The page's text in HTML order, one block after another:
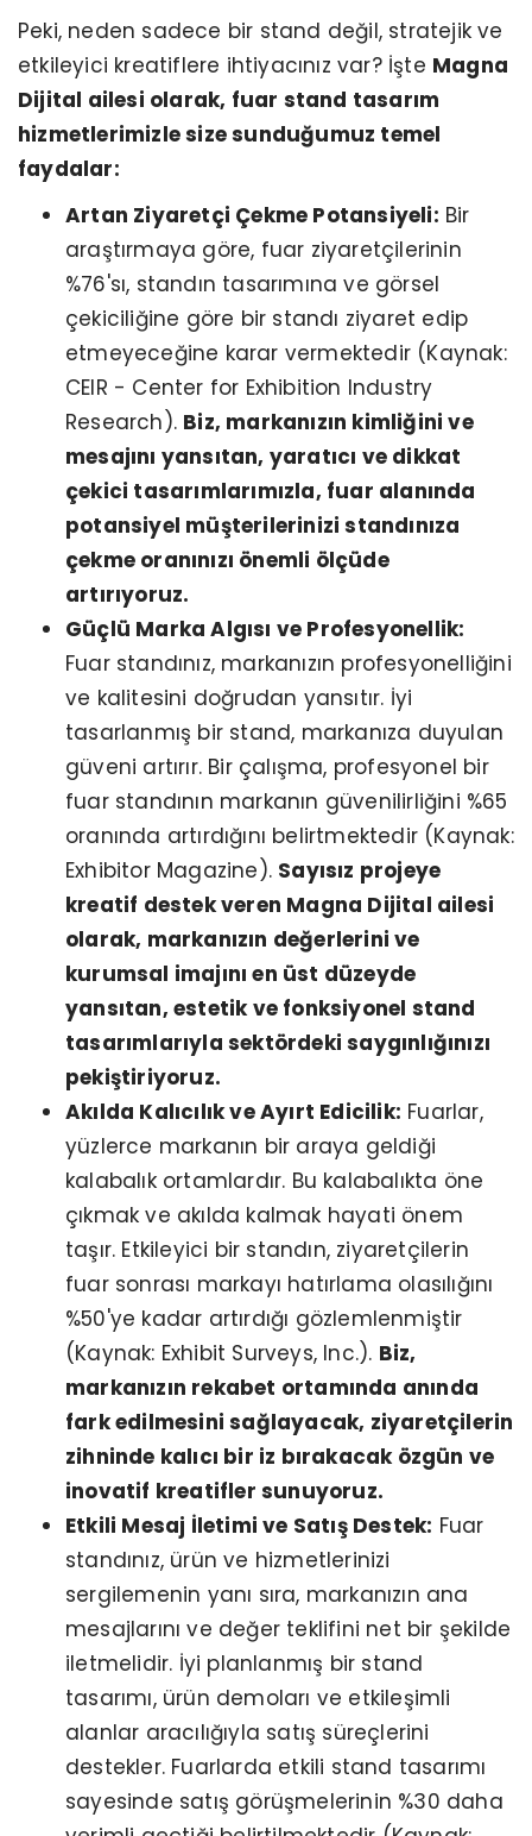
Peki, neden sadece bir stand değil, stratejik ve
etkileyici kreatiflere ihtiyacınız var? İşte Magna
Dijital ailesi olarak, fuar stand tasarım
hizmetlerimizle size sunduğumuz temel
faydalar:
Artan Ziyaretçi Çekme Potansiyeli: Bir
araştırmaya göre, fuar ziyaretçilerinin
%76'sı, standın tasarımına ve görsel
çekiciliğine göre bir standı ziyaret edip
etmeyeceğine karar vermektedir (Kaynak:
CEIR - Center for Exhibition Industry
Research). Biz, markanızın kimliğini ve
mesajını yansıtan, yaratıcı ve dikkat
çekici tasarımlarımızla, fuar alanında
potansiyel müşterilerinizi standınıza
çekme oranınızı önemli ölçüde
artırıyoruz.
Güçlü Marka Algısı ve Profesyonellik:
Fuar standınız, markanızın profesyonelliğini
ve kalitesini doğrudan yansıtır. İyi
tasarlanmış bir stand, markanıza duyulan
güveni artırır. Bir çalışma, profesyonel bir
fuar standının markanın güvenilirliğini %65
oranında artırdığını belirtmektedir (Kaynak:
Exhibitor Magazine). Sayısız projeye
kreatif destek veren Magna Dijital ailesi
olarak, markanızın değerlerini ve
kurumsal imajını en üst düzeyde
yansıtan, estetik ve fonksiyonel stand
tasarımlarıyla sektördeki saygınlığınızı
pekiştiriyoruz.
Akılda Kalıcılık ve Ayırt Edicilik: Fuarlar,
yüzlerce markanın bir araya geldiği
kalabalık ortamlardır. Bu kalabalıkta öne
çıkmak ve akılda kalmak hayati önem
taşır. Etkileyici bir standın, ziyaretçilerin
fuar sonrası markayı hatırlama olasılığını
%50'ye kadar artırdığı gözlemlenmiştir
(Kaynak: Exhibit Surveys, Inc.). Biz,
markanızın rekabet ortamında anında
fark edilmesini sağlayacak, ziyaretçilerin
zihninde kalıcı bir iz bırakacak özgün ve
inovatif kreatifler sunuyoruz.
Etkili Mesaj İletimi ve Satış Destek: Fuar
standınız, ürün ve hizmetlerinizi
sergilemenin yanı sıra, markanızın ana
mesajlarını ve değer teklifini net bir şekilde
iletmelidir. İyi planlanmış bir stand
tasarımı, ürün demoları ve etkileşimli
alanlar aracılığıyla satış süreçlerini
destekler. Fuarlarda etkili stand tasarımı
sayesinde satış görüşmelerinin %30 daha